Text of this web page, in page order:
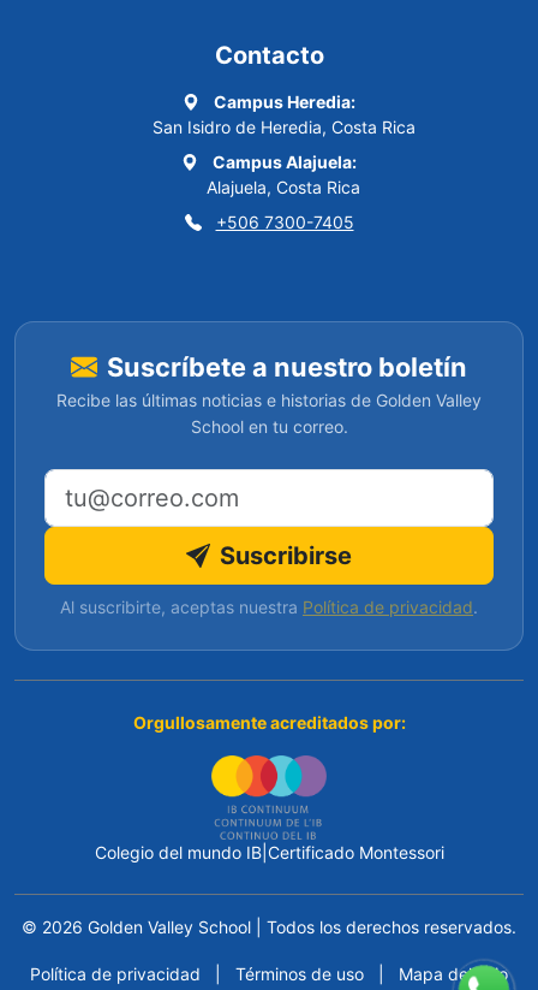
Contacto
Campus Heredia:
San Isidro de Heredia, Costa Rica
Campus Alajuela:
Alajuela, Costa Rica
+506 7300-7405
Suscríbete a nuestro boletín
Recibe las últimas noticias e historias de Golden Valley
School en tu correo.
Dirección de correo electrónico
Suscribirse
Al suscribirte, aceptas nuestra Política de privacidad.
Orgullosamente acreditados por:
Colegio del mundo IB| Certificado Montessori
© 2026 Golden Valley School Todos los derechos reservados.
Política de privacidad Términos de uso Mapa del sitio